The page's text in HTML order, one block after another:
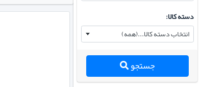
دسته کالا:
انتخاب دسته کالا...(همه)
جستجو